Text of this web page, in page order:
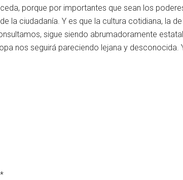
porque por importantes que sean los
la ciudadanía. Y es que la cultura cotidiana, la
sigue siendo abrumadoramente
nos seguirá pareciendo lejana y desconocida.
*